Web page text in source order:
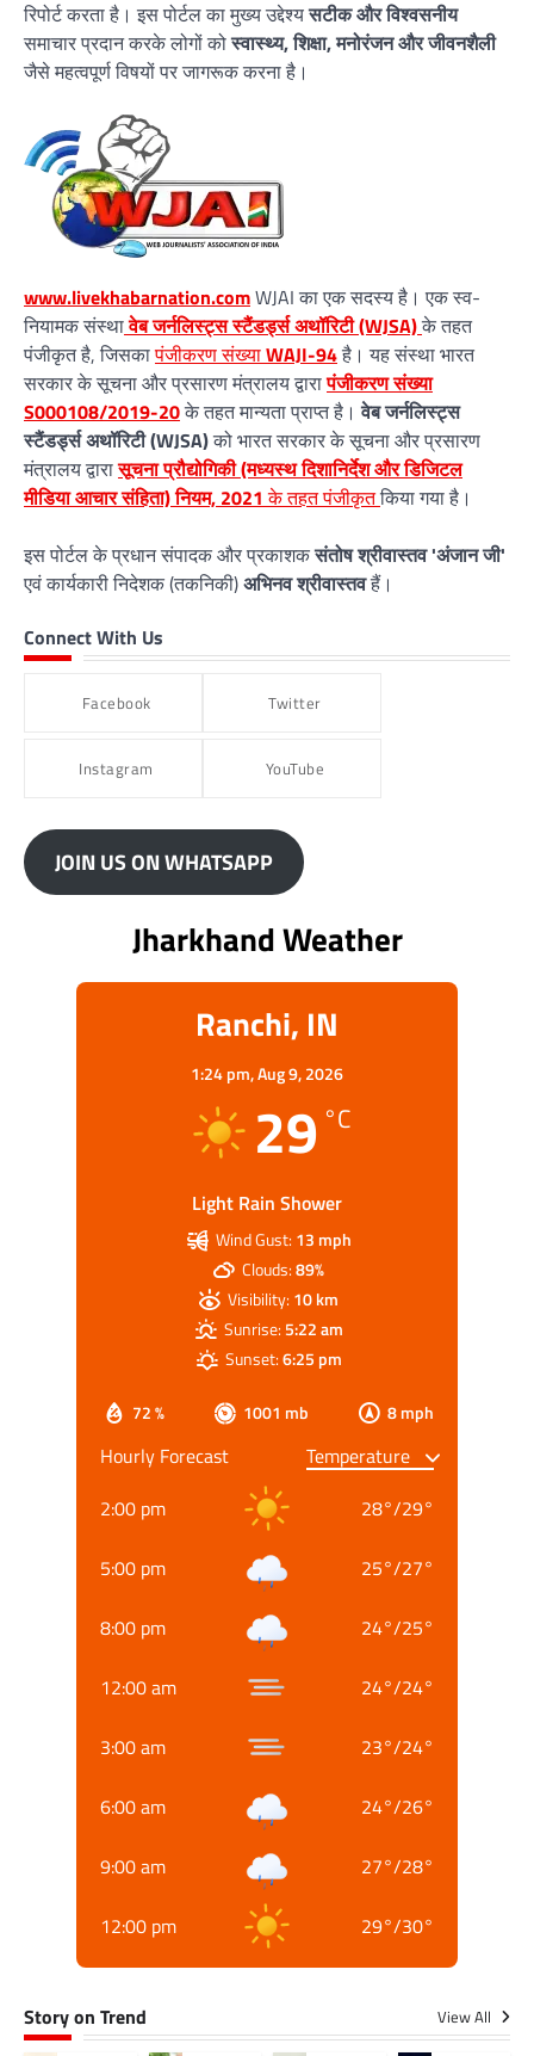
रिपोर्ट करता है। इस पोर्टल का मुख्य उद्देश्यसटीक और विश्वसनीय
समाचार प्रदान करके लोगों कोस्वास्थ्य, शिक्षा, मनोरंजन और जीवनशैली
जैसे महत्वपूर्ण विषयों पर जागरूक करना है।
www.livekhabarnation.comWJAI का एक सदस्य है। एक स्व-
नियामक संस्थावेब जर्नलिस्ट्स स्टैंडर्ड्स अथॉरिटी (WJSA)के तहत
पंजीकृत है, जिसकापंजीकरण संख्याWAJI-94है। यह संस्था भारत
सरकार के सूचना और प्रसारण मंत्रालय द्वारापंजीकरण संख्या
S000108/2019-20के तहत मान्यता प्राप्त है।वेब जर्नलिस्ट्स
स्टैंडर्ड्स अथॉरिटी (WJSA)को भारत सरकार के सूचना और प्रसारण
मंत्रालय द्वारासूचना प्रौद्योगिकी (मध्यस्थ दिशानिर्देश और डिजिटल
मीडिया आचार संहिता) नियम, 2021 के तहत पंजीकृतकिया गया है।
इस पोर्टल के प्रधान संपादक और प्रकाशकसंतोष श्रीवास्तव 'अंजान जी'
एवं कार्यकारी निदेशक (तकनिकी)अभिनव श्रीवास्तवहैं।
Connect With Us
Facebook Twitter
Instagram YouTube
JOIN US ON WHATSAPP
Jharkhand Weather
Ranchi, IN
1:24 pm,Aug 9, 2026
29 °C
Light Rain Shower
72 % 1001 mb 8 mph
Wind Gust: 13 mph
Clouds:89%
Visibility:10 km
Sunrise:5:22 am
Sunset:6:25 pm
Hourly Forecast
2:00 pm
28°/29°
5:00 pm 25°/27°
8:00 pm 24°/25°
12:00 am 24°/24°
3:00 am 23°/24°
6:00 am 24°/26°
9:00 am 27°/28°
12:00 pm 29°/30°
Story on Trend View All